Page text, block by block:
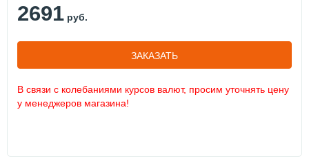
2691 руб.
ЗАКАЗАТЬ
В связи с колебаниями курсов валют, просим уточнять цену
у менеджеров магазина!